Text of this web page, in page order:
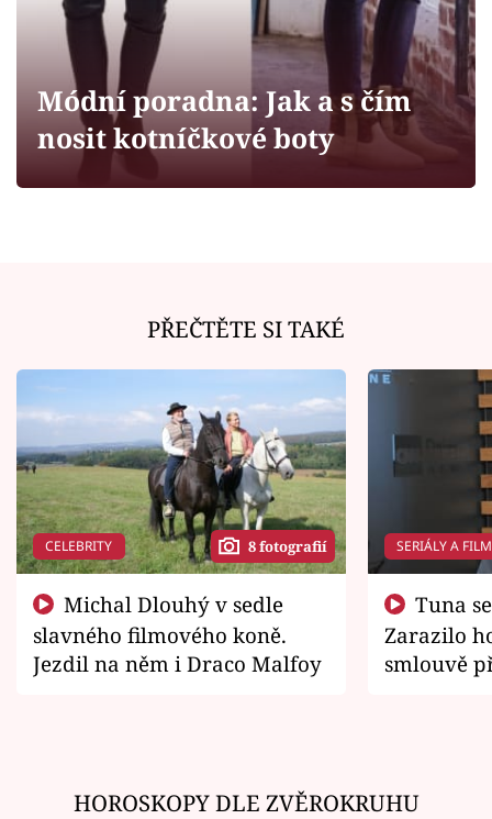
Sledujte prima+
Filmový festival Karlovy Vary
Pořady
Sledujte nás
Módní poradna: Jak a s čím
nosit kotníčkové boty
PŘEČTĚTE SI TAKÉ
CELEBRITY 8 fotografií
slavného filmového koně.
Jezdil na něm i Draco Malfoy
SERIÁLY A
Zarazilo
smlouvě
HOROSKOPY DLE ZVĚROKRUHU